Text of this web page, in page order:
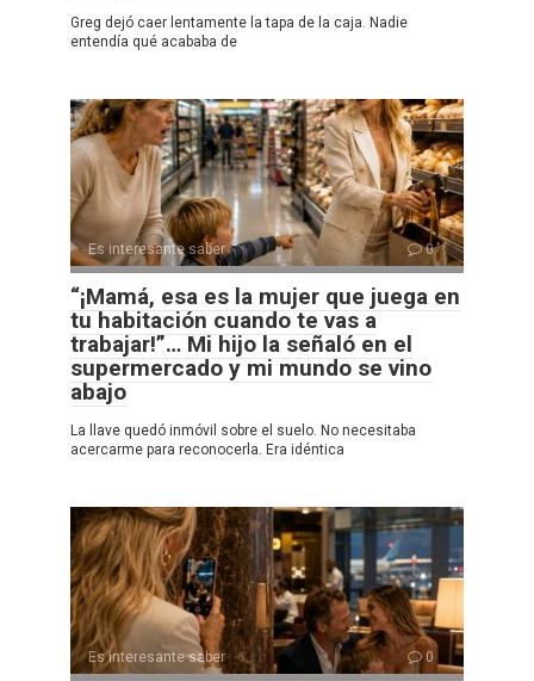
Greg dejó caer lentamente la tapa de la caja. Nadie
entendía qué acababa de
Es interesante saber 0
“¡Mamá, esa es la mujer que juega en
tu habitación cuando te vas a
trabajar!”… Mi hijo la señaló en el
supermercado y mi mundo se vino
abajo
La llave quedó inmóvil sobre el suelo. No necesitaba
acercarme para reconocerla. Era idéntica
Es interesante saber 0